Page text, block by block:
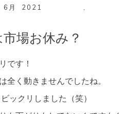
6月 ,
2021
場お休み？
です！
全く動きませんでしたね。
ックリしました（笑）